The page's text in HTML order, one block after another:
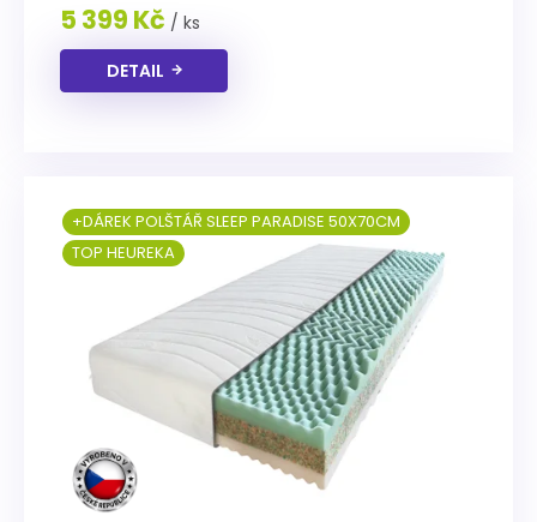
hvězdiček.
5 399 Kč / ks
DETAIL
+DÁREK POLŠTÁŘ SLEEP PARADISE 50X70CM
TOP HEUREKA